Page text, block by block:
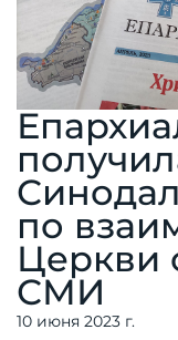
по
Церкви
СМИ
10 июня 2023 г.